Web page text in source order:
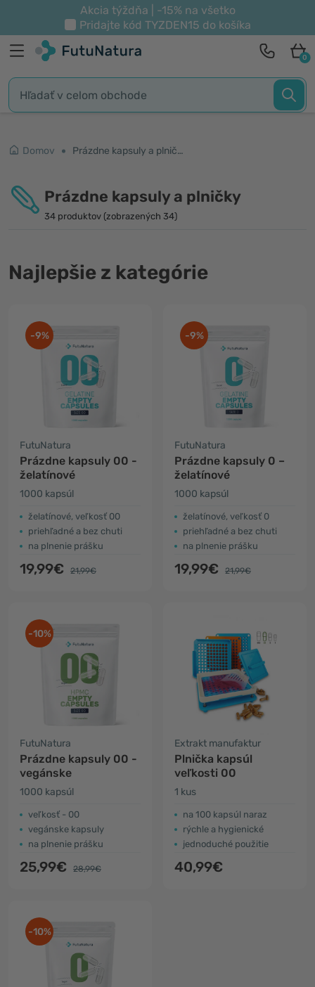
Akcia týždňa | -15% na všetko
Pridajte kód TYZDEN15 do košíka
0
Domov Prázdne kapsuly a plničky
Prázdne kapsuly a plničky
34 produktov (zobrazených 34)
Najlepšie z kategórie
-9%
FutuNatura
Prázdne kapsuly 00 -
želatínové
1000 kapsúl
želatínové, veľkosť 00
priehľadné a bez chuti
na plnenie prášku
19,99€ 21,99€
-9%
FutuNatura
Prázdne kapsuly 0 –
želatínové
1000 kapsúl
želatínové, veľkosť 0
priehľadné a bez chuti
na plnenie prášku
19,99€ 21,99€
-10%
FutuNatura
Prázdne kapsuly 00 -
vegánske
1000 kapsúl
veľkosť - 00
vegánske kapsuly
na plnenie prášku
25,99€ 28,99€
Extrakt manufaktur
Plnička kapsúl
veľkosti 00
1 kus
na 100 kapsúl naraz
rýchle a hygienické
jednoduché použitie
40,99€
-10%